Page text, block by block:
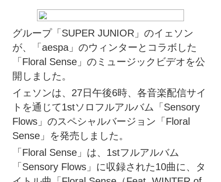
グループ「SUPER JUNIOR」のイェソン
が、「aespa」のウィンターとコラボした
「Floral Sense」のミュージックビデオを公
開しました。
イェソンは、27日午後6時、各音楽配信サイ
トを通じて1stソロフルアルバム「Sensory
Flows」のスペシャルバージョン「Floral
Sense」を発売しました。
「Floral Sense」は、1stフルアルバム
「Sensory Flows」に収録された10曲に、タ